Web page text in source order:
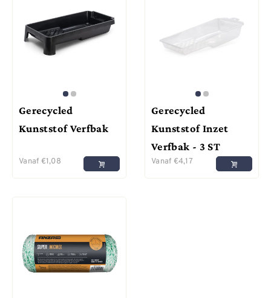
Gerecycled
Kunststof Verfbak
Vanaf €1,08
Gerecycled
Kunststof Inzet
Verfbak - 3 ST
Vanaf €4,17